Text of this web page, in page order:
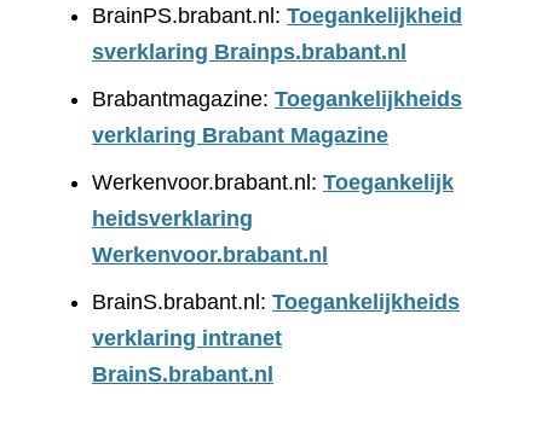
BrainPS.brabant.nl: Toegankelijkheid
sverklaring Brainps.brabant.nl
Brabantmagazine: Toegankelijkheids
verklaring Brabant Magazine
Werkenvoor.brabant.nl: Toegankelijk
heidsverklaring
Werkenvoor.brabant.nl
BrainS.brabant.nl: Toegankelijkheids
verklaring intranet
BrainS.brabant.nl